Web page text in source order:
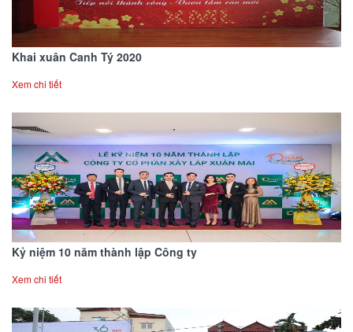
Khai xuân Canh Tý 2020
Xem chi tiết
Kỷ niệm 10 năm thành lập Công ty
Xem chi tiết